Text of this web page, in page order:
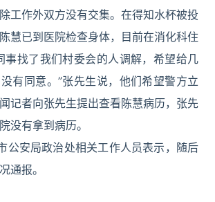
工作外双方没有交集。在得知水杯被投
慧已到医院检查身体，目前在消化科住
事找了我们村委会的人调解，希望给几
有同意。”张先生说，他们希望警方立
记者向张先生提出查看陈慧病历，张先
没有拿到病历。
公安局政治处相关工作人员表示，随后
通报。